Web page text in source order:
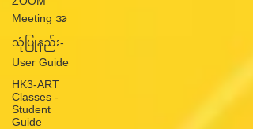
Meeting အ
သုံပြုနည်း-
User Guide
HK3-ART
Classes -
Student
Guide